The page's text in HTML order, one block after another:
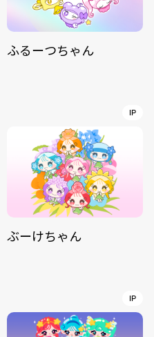
ふるーつちゃん
IP
ぶーけちゃん
IP